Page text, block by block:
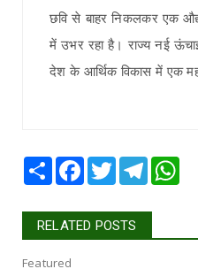
छवि से बाहर निकलकर एक
में उभर रहा है। राज्य नई
देश के आर्थिक विकास में एक
Share Facebook
TwitterTelegram
RELATED POSTS
Featured